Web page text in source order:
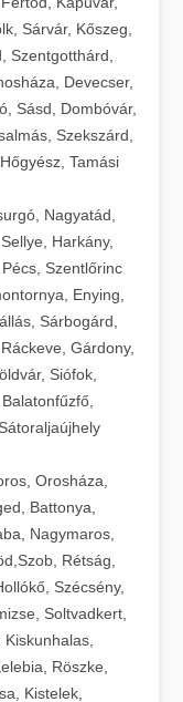
Sárvár, Kőszeg,
Szentgotthárd,
Devecser,
Sásd, Dombóvár,
Szekszárd,
Tamási
Nagyatád,
Harkány,
Szentlőrinc
Enying,
Sárbogárd,
Gárdony,
Siófok,
Orosháza,
Battonya,
Nagymaros,
Rétság,
Szécsény,
Soltvadkert,
Röszke,
Kistelek,